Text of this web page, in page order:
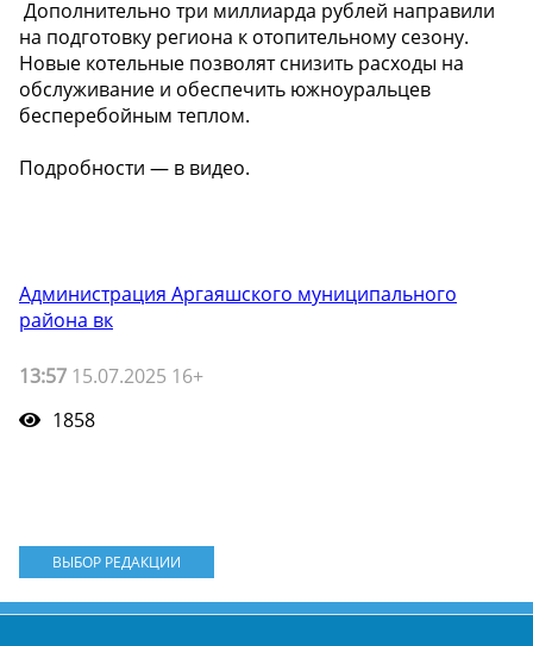
️ Дополнительно три миллиарда рублей направили
на подготовку региона к отопительному сезону.
Новые котельные позволят снизить расходы на
обслуживание и обеспечить южноуральцев
бесперебойным теплом.
Подробности — в видео.
Администрация Аргаяшского муниципального
района вк
13:57 15.07.2025 16+
1858
ВЫБОР РЕДАКЦИИ